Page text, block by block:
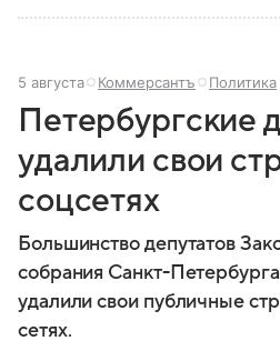
5 августа Коммерсантъ Политика
Петербургские
удалили свои
соцсетях
Большинство депутатов
собрания Санкт-Петербурга
удалили свои публичные
сетях.